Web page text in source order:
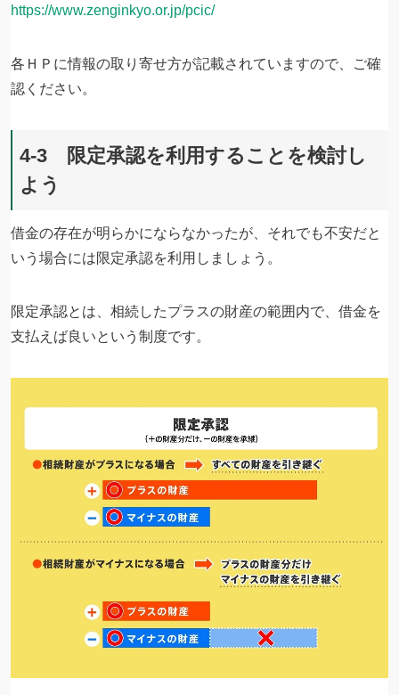
https://www.zenginkyo.or.jp/pcic/
各ＨＰに情報の取り寄せ方が記載されていますので、ご確
認ください。
4-3 限定承認を利用することを検討し
よう
借金の存在が明らかにならなかったが、それでも不安だと
いう場合には限定承認を利用しましょう。
限定承認とは、相続したプラスの財産の範囲内で、借金を
支払えば良いという制度です。